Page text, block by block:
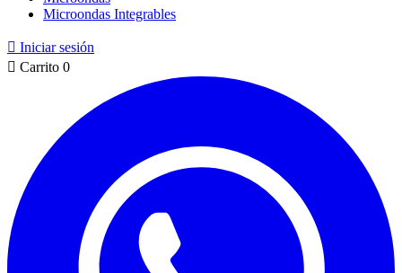
Microondas Integrables
 Iniciar sesión
 Carrito 0